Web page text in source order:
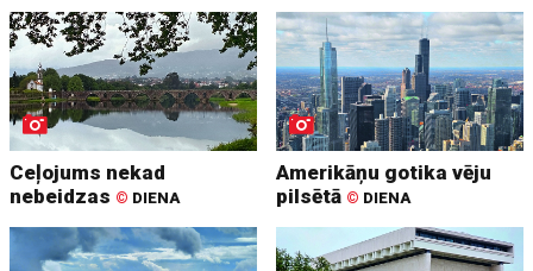
Ceļojums nekad
nebeidzas © DIENA
Amerikāņu gotika vēju
pilsētā © DIENA